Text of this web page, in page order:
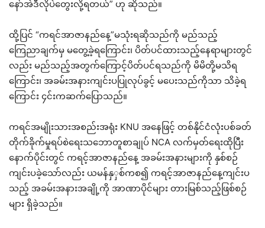
နော်အဲဒီလိုပဲတွေးလို့ရတယ်” ဟု ဆိုသည်။
ထို့ပြင် “ကရင်အာဇာနည်နေ့”မသုံးရဆိုသည်ကို မည်သည့်
ကြေညာချက်မှ မတွေ့ခဲ့ရကြောင်း၊ ပိတ်ပင်ထားသည့်နေရာများတွင်
လည်း မည်သည့်အတွက်ကြောင့်ပိတ်ပင်ရသည်ကို မိမိတို့မသိရ
ကြောင်း၊ အခမ်းအနားကျင်းပပြုလုပ်ခွင့် မပေးသည်ကိုသာ သိခဲ့ရ
ကြောင်း ၄င်းကဆက်ပြောသည်။
ကရင်အမျိုးသားအစည်းအရုံး KNU အနေဖြင့် တစ်နိုင်ငံလုံးပစ်ခတ်
တိုက်ခိုက်မှုရပ်စဲရေးသဘောတူစာချုပ် NCA လက်မှတ်ရေးထိုပြီး
နောက်ပိုင်းတွင် ကရင့်အာဇာနည်နေ့ အခမ်းအနားများကို နှစ်စဉ်
ကျင်းပခဲ့သော်လည်း ယမန်နှှစ်ကစ၍ ကရင့်အာဇာနည်နေ့ကျင်းပ
သည့် အခမ်းအနားအချို့ကို အာဏာပိုင်များ တားမြစ်သည့်ဖြစ်စဉ်
များ ရှိခဲ့သည်။